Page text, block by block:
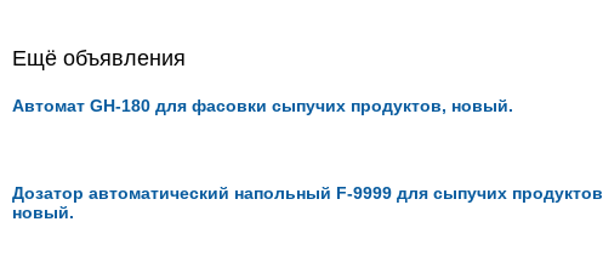
Ещё объявления
Автомат GH-180 для фасовки сыпучих продуктов, новый.
Дозатор автоматический напольный F-9999 для сыпучих продуктов
новый.